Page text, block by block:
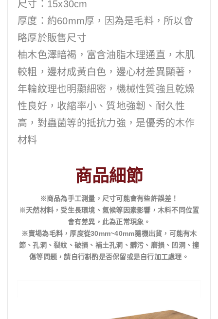
尺寸：15x30cm
厚度：約60mm厚，因為是毛料，所以會
略厚於販售尺寸
柚木色澤暗褐，富含油脂木理通直，木肌
較粗，邊材成黃白色，邊心材差異顯著，
年輪紋理也明顯細密，機械性質強且乾燥
性良好，收縮率小、質地強韌、耐久性
高，對蟲菌等的抵抗力強，是優秀的木作
材料
商品細節
※商品為手工測量，尺寸可能會有些許誤差！
※天然材料，受生長環境、氣候等因素影響，木料不同位置
會有差異，此為正常現象。
※賣場為毛料，厚度從30mm~40mm隨機出貨，可能有木
節、孔洞、裂紋、破損、補土孔洞、髒污、磨損、凹洞、撞
傷等問題，請自行斟酌是否保留或是自行加工處理。